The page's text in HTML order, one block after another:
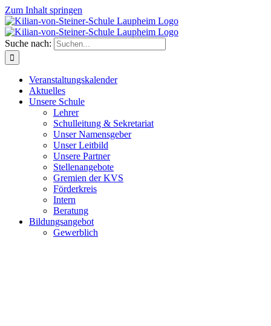
Zum Inhalt springen
Suche nach:
Veranstaltungskalender
Aktuelles
Unsere Schule
Lehrer
Schulleitung & Sekretariat
Unser Namensgeber
Unser Leitbild
Unsere Partner
Stellenangebote
Gremien der KVS
Förderkreis
Intern
Beratung
Bildungsangebot
Gewerblich